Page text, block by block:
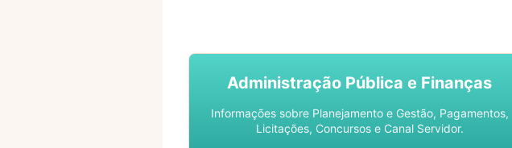
Administração Pública e Finanças
Informações sobre Planejamento e Gestão, Pagamentos,
Licitações, Concursos e Canal Servidor.